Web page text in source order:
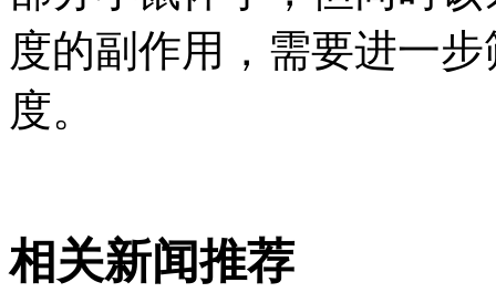
度的副作用，需要进一
度。
相关新闻推荐